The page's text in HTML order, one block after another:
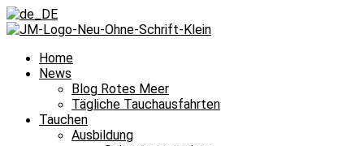
Home
News
Blog Rotes Meer
Tägliche Tauchausfahrten
Tauchen
Ausbildung